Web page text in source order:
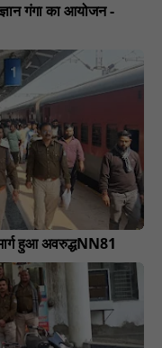
गंगा का आयोजन -
हुआ अवरुद्धNN81